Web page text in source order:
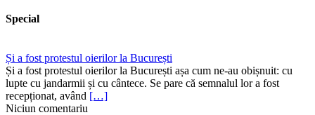
Special
Și a fost protestul oierilor la București
Și a fost protestul oierilor la București așa cum ne-au obișnuit: cu
lupte cu jandarmii și cu cântece. Se pare că semnalul lor a fost
recepționat, având […]
Niciun comentariu